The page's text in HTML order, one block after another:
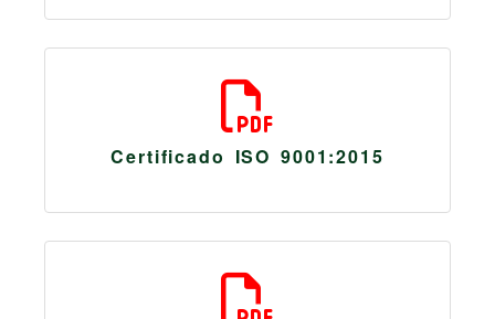
Certificado ISO 9001:2015